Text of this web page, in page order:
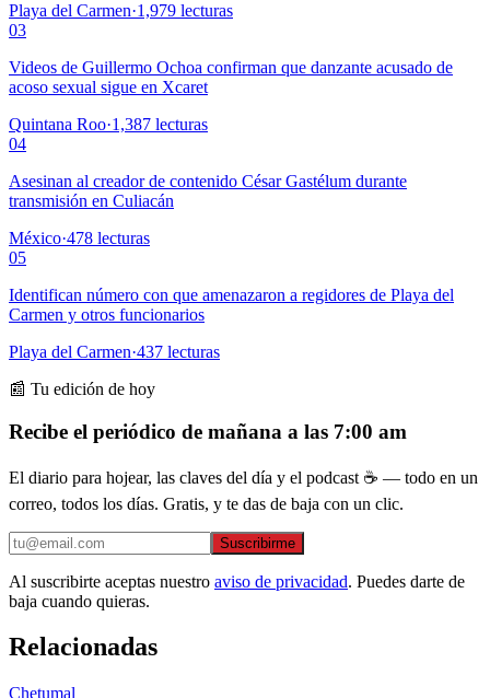
Playa del Carmen·1,979 lecturas
03
Videos de Guillermo Ochoa confirman que danzante acusado de
acoso sexual sigue en Xcaret
Quintana Roo·1,387 lecturas
04
Asesinan al creador de contenido César Gastélum durante
transmisión en Culiacán
México·478 lecturas
05
Identifican número con que amenazaron a regidores de Playa del
Carmen y otros funcionarios
Playa del Carmen·437 lecturas
📰 Tu edición de hoy
Recibe el periódico de mañana a las 7:00 am
El diario para hojear, las claves del día y el podcast ☕ — todo en un
correo, todos los días. Gratis, y te das de baja con un clic.
Suscribirme
Al suscribirte aceptas nuestro aviso de privacidad. Puedes darte de
baja cuando quieras.
Relacionadas
Chetumal